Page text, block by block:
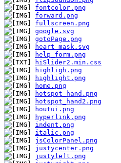
fontcolor.png
forward.png
fullscreen.png
google.svg
gotoPage.png
heart_mask.svg
help_form.png
hiSlider2.min.css
highligh.png
highlight.png
home.png
hotspot_hand.png
hotspot_hand2.png
houtui.png
hyperlink.png
indent.png
italic.png
jsColorPanel.png
justycenter.png
justyleft.png